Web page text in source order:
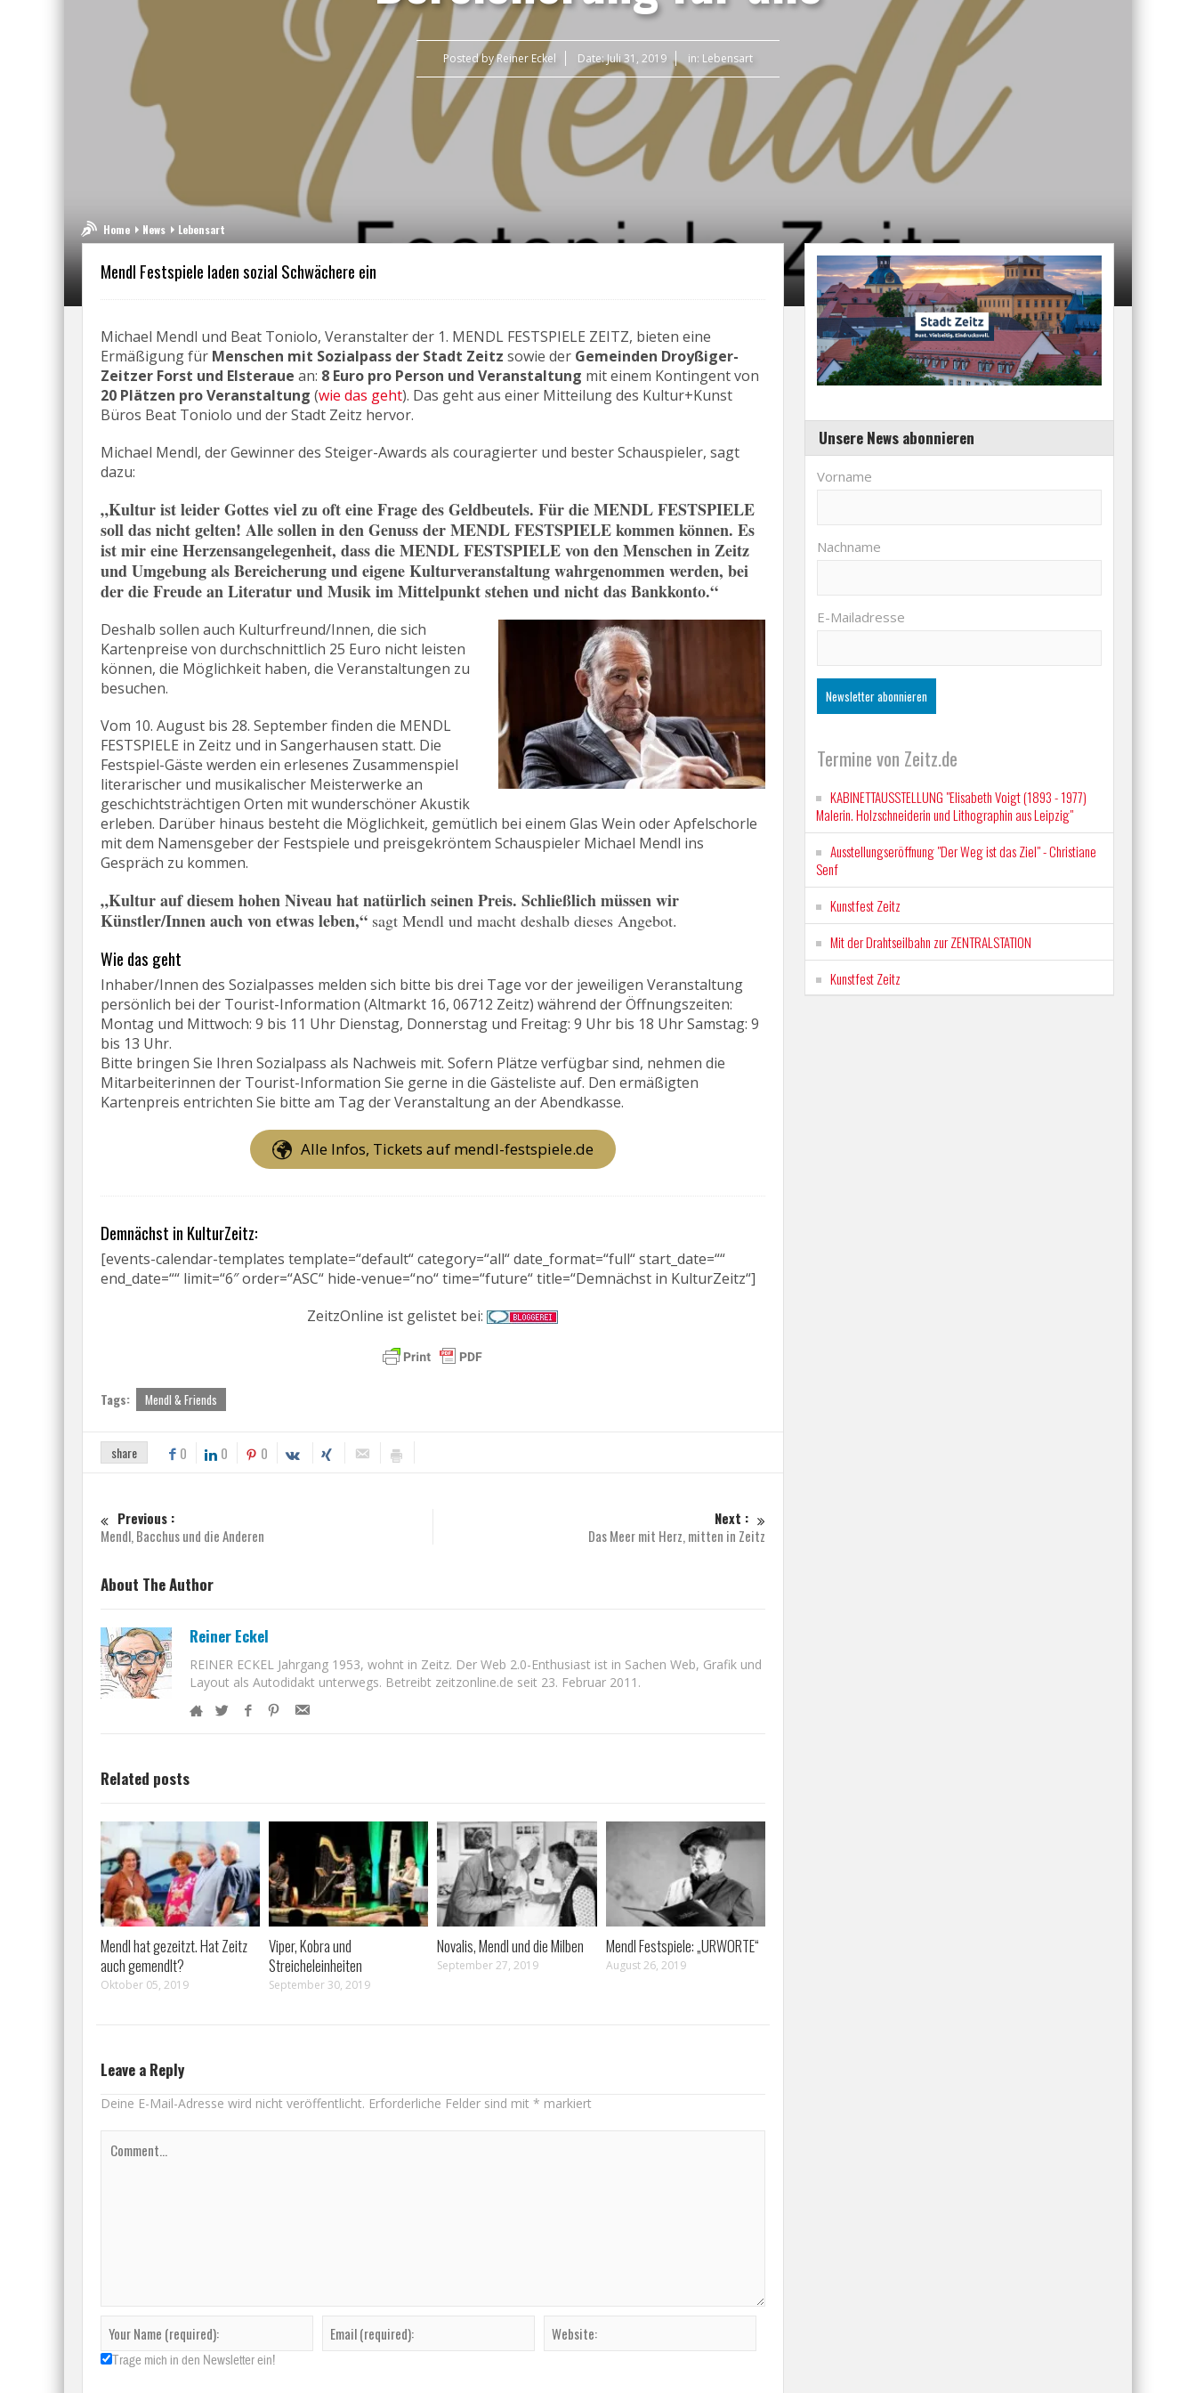
Posted byReiner Eckel Date:Juli 31, 2019 in: Lebensart
Home News Lebensart
Mendl Festspiele laden sozial Schwächere ein
Michael Mendl und Beat Toniolo, Veranstalter der 1. MENDL FESTSPIELE ZEITZ, bieten eine
Ermäßigung für Menschen mit Sozialpass der Stadt Zeitz sowie der Gemeinden Droyßiger-
Zeitzer Forst und Elsteraue an: 8 Euro pro Person und Veranstaltung mit einem Kontingent von
20 Plätzen pro Veranstaltung (wie das geht). Das geht aus einer Mitteilung des Kultur+Kunst
Büros Beat Toniolo und der Stadt Zeitz hervor.
Michael Mendl, der Gewinner des Steiger-Awards als couragierter und bester Schauspieler, sagt
dazu:
„Kultur ist leider Gottes viel zu oft eine Frage des Geldbeutels. Für die MENDL FESTSPIELE
soll das nicht gelten! Alle sollen in den Genuss der MENDL FESTSPIELE kommen können. Es
ist mir eine Herzensangelegenheit, dass die MENDL FESTSPIELE von den Menschen in Zeitz
und Umgebung als Bereicherung und eigene Kulturveranstaltung wahrgenommen werden, bei
der die Freude an Literatur und Musik im Mittelpunkt stehen und nicht das Bankkonto.“
Deshalb sollen auch Kulturfreund/Innen, die sich
Kartenpreise von durchschnittlich 25 Euro nicht leisten
können, die Möglichkeit haben, die Veranstaltungen zu
besuchen.
Vom 10. August bis 28. September finden die MENDL
FESTSPIELE in Zeitz und in Sangerhausen statt. Die
Festspiel-Gäste werden ein erlesenes Zusammenspiel
literarischer und musikalischer Meisterwerke an
geschichtsträchtigen Orten mit wunderschöner Akustik
erleben. Darüber hinaus besteht die Möglichkeit, gemütlich bei einem Glas Wein oder Apfelschorle
mit dem Namensgeber der Festspiele und preisgekröntem Schauspieler Michael Mendl ins
Gespräch zu kommen.
„Kultur auf diesem hohen Niveau hat natürlich seinen Preis. Schließlich müssen wir
Künstler/Innen auch von etwas leben,“ sagt Mendl und macht deshalb dieses Angebot.
Wie das geht
Inhaber/Innen des Sozialpasses melden sich bitte bis drei Tage vor der jeweiligen Veranstaltung
persönlich bei der Tourist-Information (Altmarkt 16, 06712 Zeitz) während der Öffnungszeiten:
Montag und Mittwoch: 9 bis 11 Uhr Dienstag, Donnerstag und Freitag: 9 Uhr bis 18 Uhr Samstag: 9
bis 13 Uhr.
Bitte bringen Sie Ihren Sozialpass als Nachweis mit. Sofern Plätze verfügbar sind, nehmen die
Mitarbeiterinnen der Tourist-Information Sie gerne in die Gästeliste auf. Den ermäßigten
Kartenpreis entrichten Sie bitte am Tag der Veranstaltung an der Abendkasse.
Alle Infos, Tickets auf mendl-festspiele.de
Demnächst in KulturZeitz:
[events-calendar-templates template=“default“ category=“all“ date_format=“full“ start_date=““
end_date=““ limit=“6″ order=“ASC“ hide-venue=“no“ time=“future“ title=“Demnächst in KulturZeitz“]
ZeitzOnline ist gelistet bei:
Tags: Mendl & Friends
share 0 0 0
Previous :
Mendl, Bacchus und die Anderen
Next :
Das Meer mit Herz, mitten in Zeitz
About The Author
Reiner Eckel
REINER ECKEL Jahrgang 1953, wohnt in Zeitz. Der Web 2.0-Enthusiast ist in Sachen Web, Grafik und
Layout als Autodidakt unterwegs. Betreibt zeitzonline.de seit 23. Februar 2011.
Related posts
Mendl hat gezeitzt. Hat Zeitz
auch gemendlt?
Oktober 05, 2019
Viper, Kobra und
Streicheleinheiten
September 30, 2019
Novalis, Mendl und die Milben
September 27, 2019
Mendl Festspiele: „URWORTE“
August 26, 2019
Leave a Reply
Deine E-Mail-Adresse wird nicht veröffentlicht. Erforderliche Felder sind mit * markiert
Trage mich in den Newsletter ein!
Unsere News abonnieren
Vorname
Nachname
E-Mailadresse
Termine von Zeitz.de
KABINETTAUSSTELLUNG "Elisabeth Voigt (1893 - 1977)
Malerin. Holzschneiderin und Lithographin aus Leipzig"
Ausstellungseröffnung "Der Weg ist das Ziel" - Christiane
Senf
Kunstfest Zeitz
Mit der Drahtseilbahn zur ZENTRALSTATION
Kunstfest Zeitz